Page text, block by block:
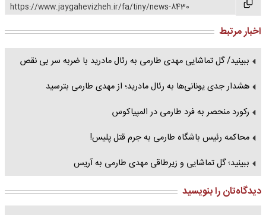
https://www.jaygahevizheh.ir/fa/tiny/news-8430
اخبار مرتبط
ببینید/ گل تماشایی مهدی طارمی به رئال مادرید با ضربه سر بی نقص
هشدار جدی یونانی‌ها به رئال مادرید؛ از مهدی طارمی بترسید
رکورد منحصر به فرد طارمی در المپیاکوس
محاکمه رئیس باشگاه طارمی به جرم قتل پلیس!
ببینید؛ گل تماشایی و زیرطاقی مهدی طارمی به آریس
دیدگاه‌تان را بنویسید